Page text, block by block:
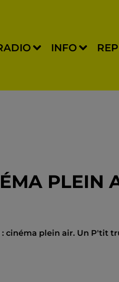
INFO
PLEIN
cinéma plein air. Un P'tit